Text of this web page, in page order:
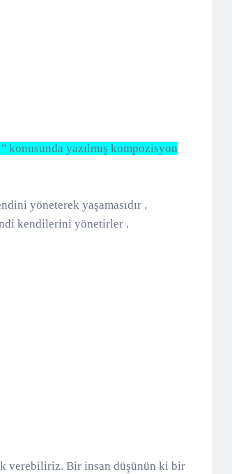
konusunda yazılmış kompozisyon
yöneterek yaşamasıdır .
kendilerini yönetirler .
verebiliriz. Bir insan düşünün ki bir